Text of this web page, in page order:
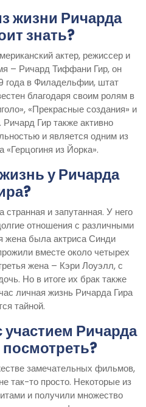
жизни Ричарда
знать?
актер, режиссер и
– Ричард Тиффани Гир, он
года в Филадельфии, штат
благодаря своим ролям в
«Прекрасные создания» и
Гир также активно
и является одним из
из Йорка».
у Ричарда
и запутанная. У него
отношения с различными
жена была актриса Синди
вместе около четырех
жена – Кэри Лоуэлл, с
Но в итоге их брак также
личная жизнь Ричарда Гира
тайной.
Ричарда
посмотреть?
замечательных фильмов,
так-то просто. Некоторые из
и получили множество